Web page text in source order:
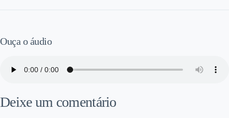
Ouça o áudio
Deixe um comentário